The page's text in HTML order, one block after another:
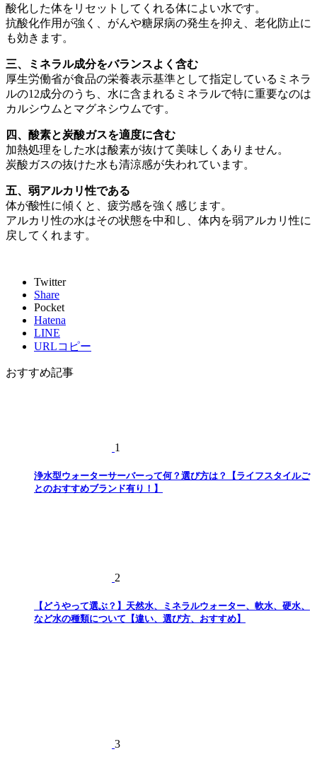
酸化した体をリセットしてくれる体によい水です。
抗酸化作用が強く、がんや糖尿病の発生を抑え、老化防止に
も効きます。
三、ミネラル成分をバランスよく含む
厚生労働省が食品の栄養表示基準として指定しているミネラ
ルの12成分のうち、水に含まれるミネラルで特に重要なのは
カルシウムとマグネシウムです。
四、酸素と炭酸ガスを適度に含む
加熱処理をした水は酸素が抜けて美味しくありません。
炭酸ガスの抜けた水も清涼感が失われています。
五、弱アルカリ性である
体が酸性に傾くと、疲労感を強く感じます。
アルカリ性の水はその状態を中和し、体内を弱アルカリ性に
戻してくれます。
Twitter
Share
Pocket
Hatena
LINE
URLコピー
おすすめ記事
1
浄水型ウォーターサーバーって何？選び方は？【ライフスタイルご
とのおすすめブランド有り！】
2
【どうやって選ぶ？】天然水、ミネラルウォーター、軟水、硬水、
など水の種類について【違い、選び方、おすすめ】
3